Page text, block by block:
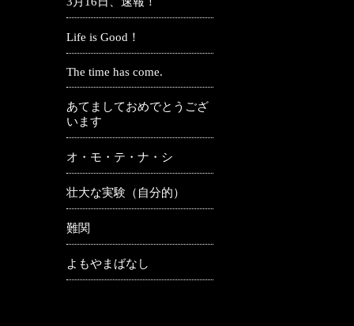
Life is Good！
The time has come.
あてましておめでとうござ
います
オ・モ・テ・ナ・シ
壮大な実験（自分的）
難関
よもやまばなし